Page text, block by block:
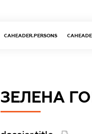
CAHEADER.PERSONS
ЗЕЛЕНА